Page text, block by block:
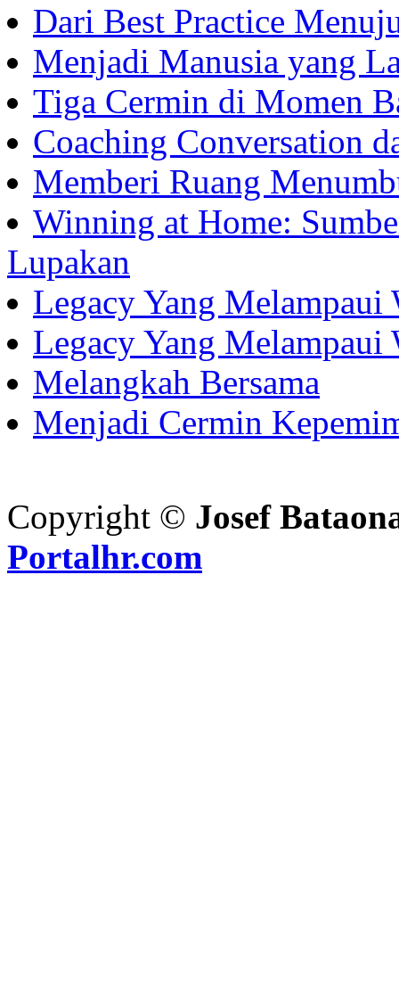
Dari Best Practice
Menjadi Manusia yang
Tiga Cermin di Momen
Coaching Conversation
Memberi Ruang
Winning at Home:
Lupakan
Legacy Yang Melampaui
Legacy Yang Melampaui
Melangkah Bersama
Menjadi Cermin
Copyright © Josef
Portalhr.com